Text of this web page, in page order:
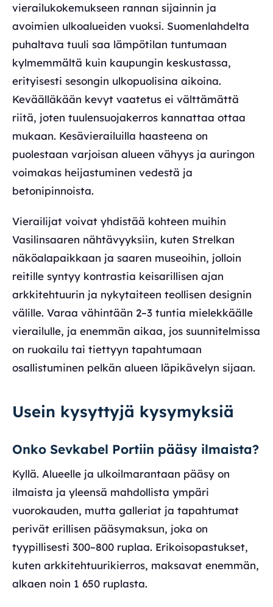
vierailukokemukseen rannan sijainnin ja
avoimien ulkoalueiden vuoksi. Suomenlahdelta
puhaltava tuuli saa lämpötilan tuntumaan
kylmemmältä kuin kaupungin keskustassa,
erityisesti sesongin ulkopuolisina aikoina.
Keväälläkään kevyt vaatetus ei välttämättä
riitä, joten tuulensuojakerros kannattaa ottaa
mukaan. Kesävierailuilla haasteena on
puolestaan varjoisan alueen vähyys ja auringon
voimakas heijastuminen vedestä ja
betonipinnoista.
Vierailijat voivat yhdistää kohteen muihin
Vasilinsaaren nähtävyyksiin, kuten Strelkan
näköalapaikkaan ja saaren museoihin, jolloin
reitille syntyy kontrastia keisarillisen ajan
arkkitehtuurin ja nykytaiteen teollisen designin
välille. Varaa vähintään 2–3 tuntia mielekkäälle
vierailulle, ja enemmän aikaa, jos suunnitelmissa
on ruokailu tai tiettyyn tapahtumaan
osallistuminen pelkän alueen läpikävelyn sijaan.
Usein kysyttyjä kysymyksiä
Onko Sevkabel Portiin pääsy ilmaista?
Kyllä. Alueelle ja ulkoilmarantaan pääsy on
ilmaista ja yleensä mahdollista ympäri
vuorokauden, mutta galleriat ja tapahtumat
perivät erillisen pääsymaksun, joka on
tyypillisesti 300–800 ruplaa. Erikoisopastukset,
kuten arkkitehtuurikierros, maksavat enemmän,
alkaen noin 1 650 ruplasta.